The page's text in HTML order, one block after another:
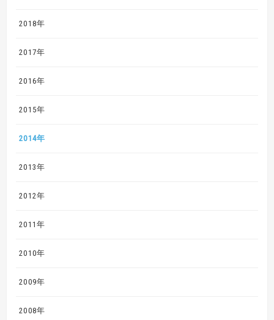
2018年
2017年
2016年
2015年
2014年
2013年
2012年
2011年
2010年
2009年
2008年